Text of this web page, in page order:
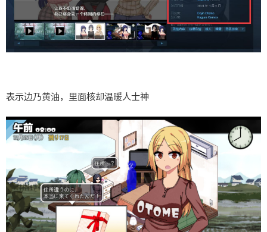
表示边乃黄油，里面核却温暖人士神